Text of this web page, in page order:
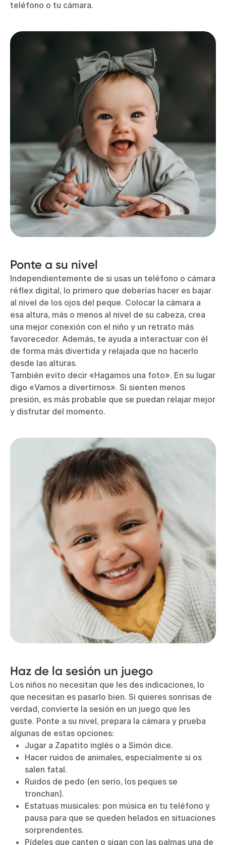
teléfono o tu cámara.
Ponte a su nivel
Independientemente de si usas un teléfono o cámara
réflex digital, lo primero que deberías hacer es bajar
al nivel de los ojos del peque. Colocar la cámara a
esa altura, más o menos al nivel de su cabeza, crea
una mejor conexión con el niño y un retrato más
favorecedor. Además, te ayuda a interactuar con él
de forma más divertida y relajada que no hacerlo
desde las alturas.
También evito decir «Hagamos una foto». En su lugar
digo «Vamos a divertirnos». Si sienten menos
presión, es más probable que se puedan relajar mejor
y disfrutar del momento.
Haz de la sesión un juego
Los niños no necesitan que les des indicaciones, lo
que necesitan es pasarlo bien. Si quieres sonrisas de
verdad, convierte la sesión en un juego que les
guste. Ponte a su nivel, prepara la cámara y prueba
algunas de estas opciones:
Jugar a Zapatito inglés o a Simón dice.
Hacer ruidos de animales, especialmente si os
salen fatal.
Ruidos de pedo (en serio, los peques se
tronchan).
Estatuas musicales: pon música en tu teléfono y
pausa para que se queden helados en situaciones
sorprendentes.
Pídeles que canten o sigan con las palmas una de